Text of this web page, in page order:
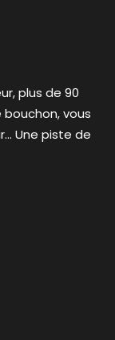
plus de 90
vous
Une piste de